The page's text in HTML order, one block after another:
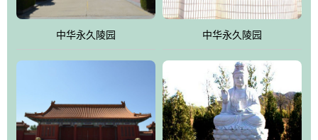
中华永久陵园 中华永久陵园